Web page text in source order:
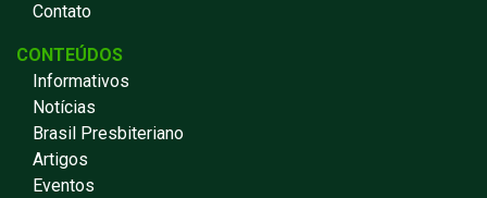
Contato
CONTEÚDOS
Informativos
Notícias
Brasil Presbiteriano
Artigos
Eventos